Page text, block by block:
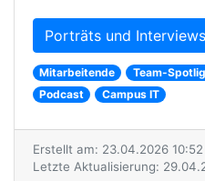
Porträts und Interviews
Mitarbeitende Team-
Podcast
Campus IT
Erstellt am: 23.04.2026 10:52
Letzte Aktualisierung: